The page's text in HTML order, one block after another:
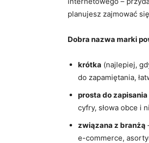
planujesz zajmować
Dobra nazwa marki
krótka (najlepiej,
do zapamiętania,
prosta do zapisania
cyfry, słowa obce i
związana z branżą
e-commerce,